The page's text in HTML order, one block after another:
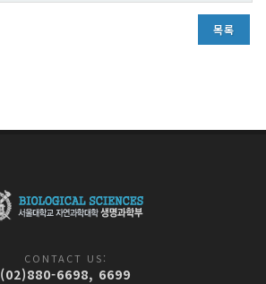
목록
CONTACT US:
(02)880-6698, 6699